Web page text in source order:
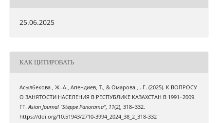
25.06.2025
КАК ЦИТИРОВАТЬ
Асылбекова , Ж.-А., Апендиев, Т., & Омарова , . Г. (2025). К ВОПРОСУ
О ЗАНЯТОСТИ НАСЕЛЕНИЯ В РЕСПУБЛИКЕ КАЗАХСТАН В 1991–2009
ГГ.Asian Journal "Steppe Panorama", 11(2), 318–332.
https://doi.org/10.51943/2710-3994_2024_38_2_318-332